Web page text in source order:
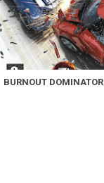
BURNOUT DOMINATOR